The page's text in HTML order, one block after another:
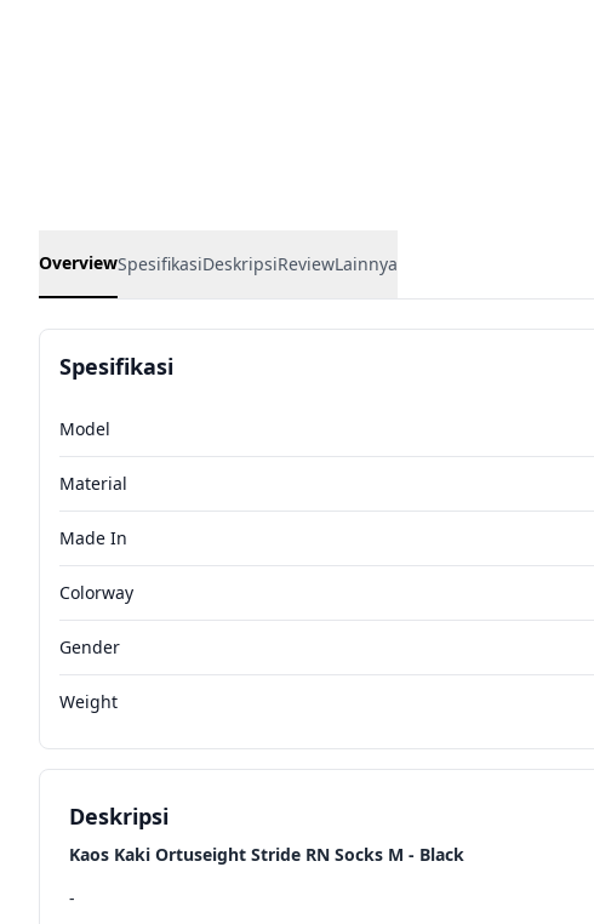
OverviewSpesifikasiDeskripsiReviewLainnya
Spesifikasi
Model
Material
Made In
Colorway
Gender
Weight
Deskripsi
Kaos Kaki Ortuseight Stride RN Socks M - Black
-